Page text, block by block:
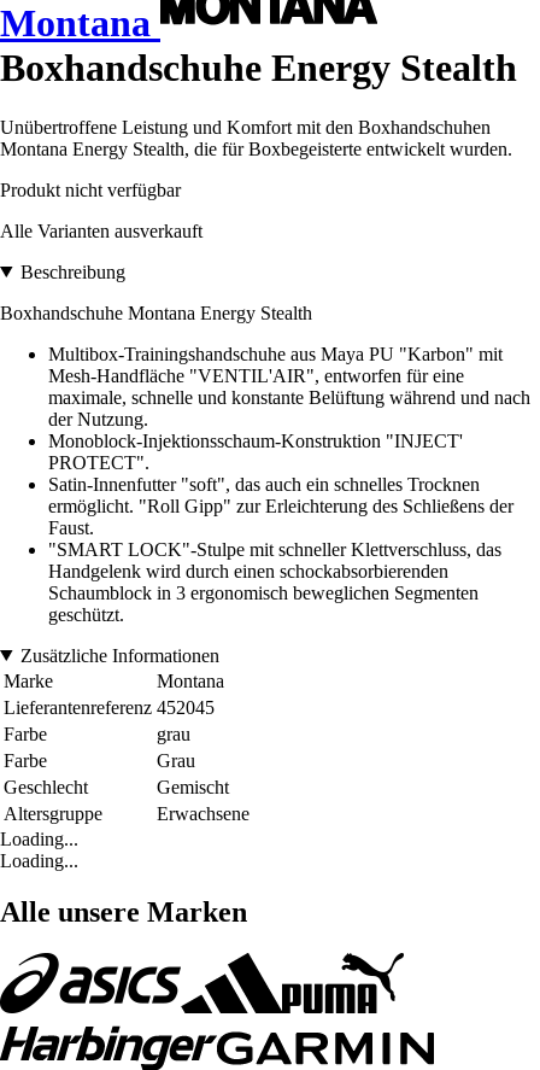
Montana
Boxhandschuhe Energy Stealth
Unübertroffene Leistung und Komfort mit den Boxhandschuhen
Montana Energy Stealth, die für Boxbegeisterte entwickelt wurden.
Produkt nicht verfügbar
Alle Varianten ausverkauft
Beschreibung
Boxhandschuhe Montana Energy Stealth
Multibox-Trainingshandschuhe aus Maya PU "Karbon" mit
Mesh-Handfläche "VENTIL'AIR", entworfen für eine
maximale, schnelle und konstante Belüftung während und nach
der Nutzung.
Monoblock-Injektionsschaum-Konstruktion "INJECT'
PROTECT".
Satin-Innenfutter "soft", das auch ein schnelles Trocknen
ermöglicht. "Roll Gipp" zur Erleichterung des Schließens der
Faust.
"SMART LOCK"-Stulpe mit schneller Klettverschluss, das
Handgelenk wird durch einen schockabsorbierenden
Schaumblock in 3 ergonomisch beweglichen Segmenten
geschützt.
Zusätzliche Informationen
Marke
Montana
Lieferantenreferenz 452045
Farbe
grau
Farbe
Grau
Geschlecht
Gemischt
Altersgruppe
Erwachsene
Loading...
Loading...
Alle unsere Marken